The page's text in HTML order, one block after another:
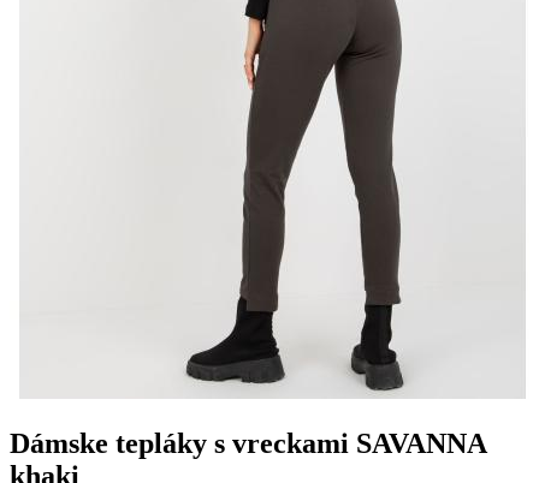
Dámske tepláky s vreckami SAVANNA
khaki